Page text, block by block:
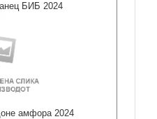
БИБ 2024
амфора 2024